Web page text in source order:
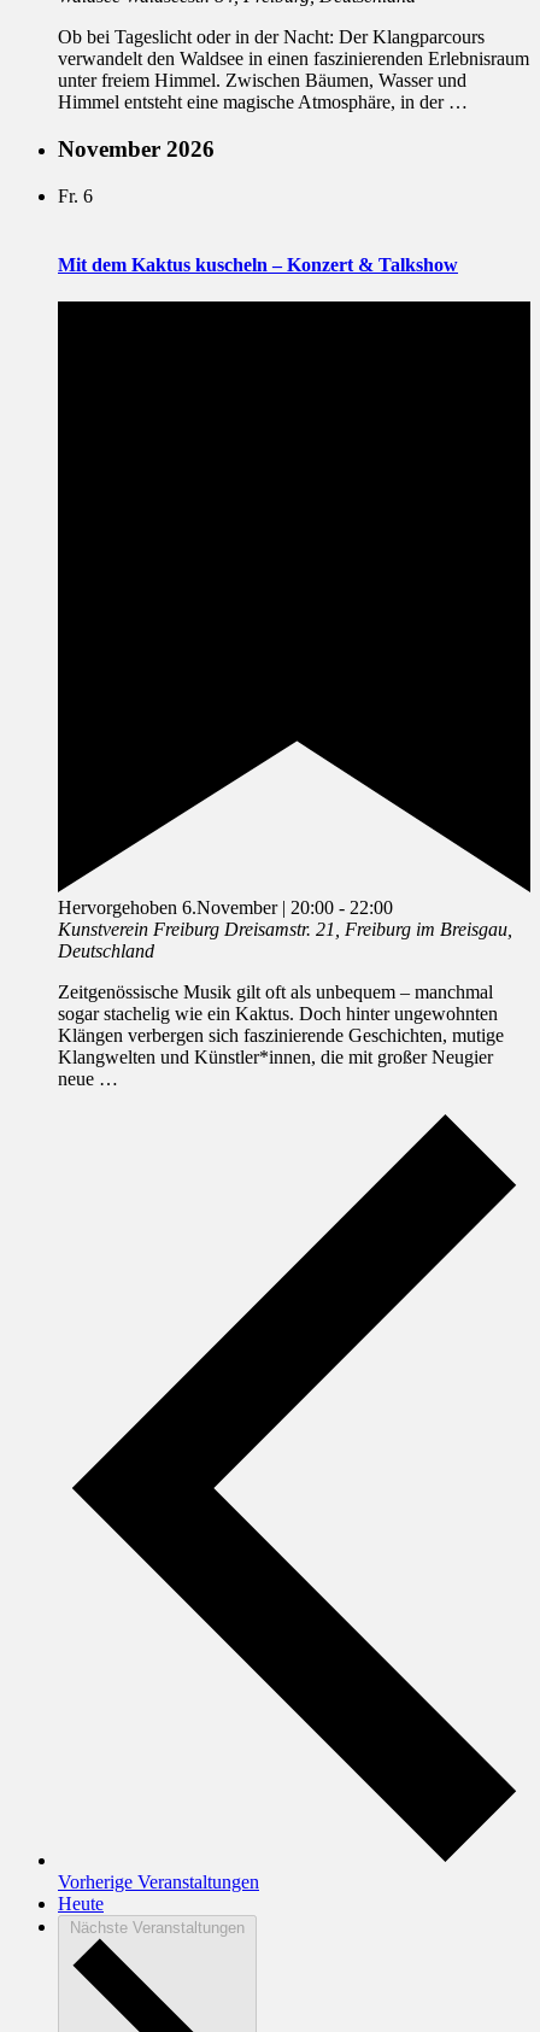
Ob bei Tageslicht oder in der Nacht: Der Klangparcours
verwandelt den Waldsee in einen faszinierenden Erlebnisraum
unter freiem Himmel. Zwischen Bäumen, Wasser und
Himmel entsteht eine magische Atmosphäre, in der …
November 2026
Fr. 6
Mit dem Kaktus kuscheln – Konzert & Talkshow
Hervorgehoben 6.November | 20:00 - 22:00
Kunstverein Freiburg Dreisamstr. 21, Freiburg im Breisgau,
Deutschland
Zeitgenössische Musik gilt oft als unbequem – manchmal
sogar stachelig wie ein Kaktus. Doch hinter ungewohnten
Klängen verbergen sich faszinierende Geschichten, mutige
Klangwelten und Künstler*innen, die mit großer Neugier
neue …
Vorherige Veranstaltungen
Heute
Nächste Veranstaltungen